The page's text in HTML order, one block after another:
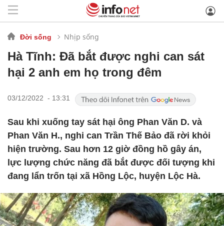
Đời sống Nhịp sống
Hà Tĩnh: Đã bắt được nghi can sát
hại 2 anh em họ trong đêm
03/12/2022 - 13:31
Sau khi xuống tay sát hại ông Phan Văn D. và
Phan Văn H., nghi can Trần Thế Bảo đã rời khỏi
hiện trường. Sau hơn 12 giờ đồng hồ gây án,
lực lượng chức năng đã bắt được đối tượng khi
đang lẩn trốn tại xã Hồng Lộc, huyện Lộc Hà.